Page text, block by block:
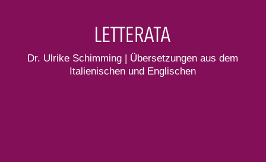
Dr. Ulrike Schimming | Übersetzungen aus dem
Italienischen und Englischen